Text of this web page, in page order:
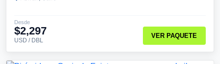
Desde
$2,297
USD / DBL
VER PAQUETE